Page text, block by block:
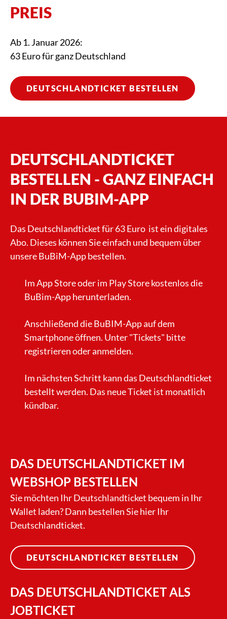
PREIS
Ab 1. Januar 2026:
63 Euro für ganz Deutschland
DEUTSCHLANDTICKET BESTELLEN
DEUTSCHLANDTICKET
BESTELLEN - GANZ EINFACH
IN DER BUBIM-APP
Das Deutschlandticket für 63 Euro ist ein digitales
Abo. Dieses können Sie einfach und bequem über
unsere BuBiM-App bestellen.
Im App Store oder im Play Store kostenlos die
BuBim-App herunterladen.
Anschließend die BuBIM-App auf dem
Smartphone öffnen. Unter "Tickets" bitte
registrieren oder anmelden.
Im nächsten Schritt kann das Deutschlandticket
bestellt werden. Das neue Ticket ist monatlich
kündbar.
DAS DEUTSCHLANDTICKET IM
WEBSHOP BESTELLEN
Sie möchten Ihr Deutschlandticket bequem in Ihr
Wallet laden? Dann bestellen Sie hier Ihr
Deutschlandticket.
DEUTSCHLANDTICKET BESTELLEN
DAS DEUTSCHLANDTICKET ALS
JOBTICKET